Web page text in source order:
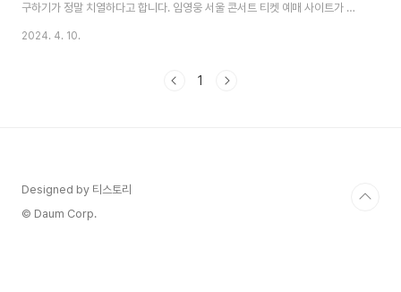
구하기가 정말 치열하다고 합니다. 임영웅 서울 콘서트 티켓 예매 사이트가 열
리자마자 바로 10분도 안돼서 전석이 다 매진될 정도로 인기가 많은데요. 선착
이 중요합니다. 임영웅 콘서트 티켓팅 100% 성공하는 방법은 위의 목차에 있
2024. 4. 10.
1
Designed by 티스토리
© Daum Corp.